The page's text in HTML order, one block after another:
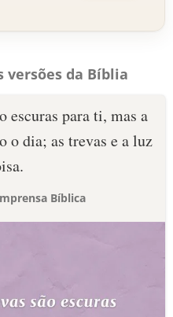
versões da Bíblia
escuras para ti, mas a
o dia; as trevas e a luz
Bíblica